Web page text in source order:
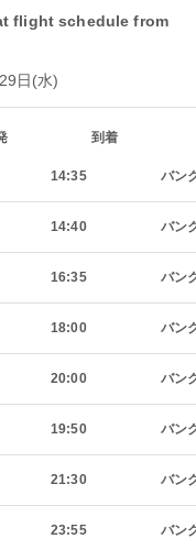
flight schedule from
日(水)
到着
14:35 バン
14:40 バン
16:35 バン
18:00 バン
20:00 バン
19:50 バン
21:30 バン
23:55 バン